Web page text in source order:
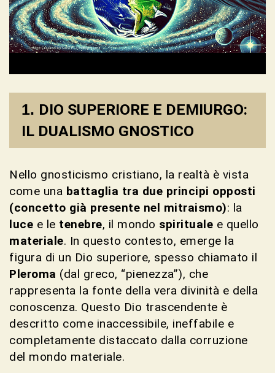
DIO SUPERIORE E DEMIURGO:
IL DUALISMO GNOSTICO
Nello gnosticismo cristiano, la realtà è vista
come una battaglia tra due principi opposti
(concetto già presente nel mitraismo): la
luce e le tenebre, il mondo spirituale e quello
materiale. In questo contesto, emerge la
figura di un Dio superiore, spesso chiamato il
Pleroma (dal greco, “pienezza”), che
rappresenta la fonte della vera divinità e della
conoscenza. Questo Dio trascendente è
descritto come inaccessibile, ineffabile e
completamente distaccato dalla corruzione
del mondo materiale.